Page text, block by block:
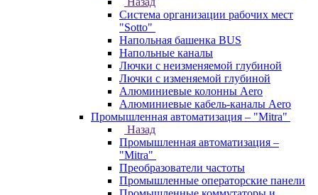
Система организации рабочих мест
"Sotto"
Напольная башенка BUS
Напольные каналы
Лючки с неизменяемой глубиной
Лючки с изменяемой глубиной
Алюминиевые колонны Aero
Алюминиевые кабель-каналы Aero
Промышленная автоматизация – "Mitra"
Назад
Промышленная автоматизация –
"Mitra"
Преобразователи частоты
Промышленные операторские панели